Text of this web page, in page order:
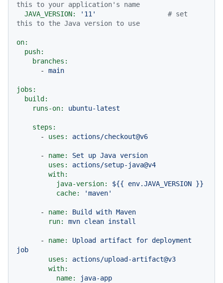
this to your application's name
JAVA_VERSION:
'11'
# set
this to the Java version to use
on:
push:
branches:
-
main
jobs:
build:
runs-on:
ubuntu-latest
steps:
-
uses: actions/checkout@v6
- name: Set up Java version
uses:
actions/setup-java@v4
with:
java-version:
${{ env.JAVA_VERSION }}
cache:
'maven'
- name: Build with Maven
run:
mvn clean install
- name: Upload artifact for deployment
job
uses:
actions/upload-artifact@v3
with:
name:
java-app